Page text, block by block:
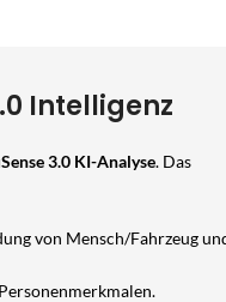
Intelligenz
3.0 KI-Analyse. Das
von Mensch/Fahrzeug